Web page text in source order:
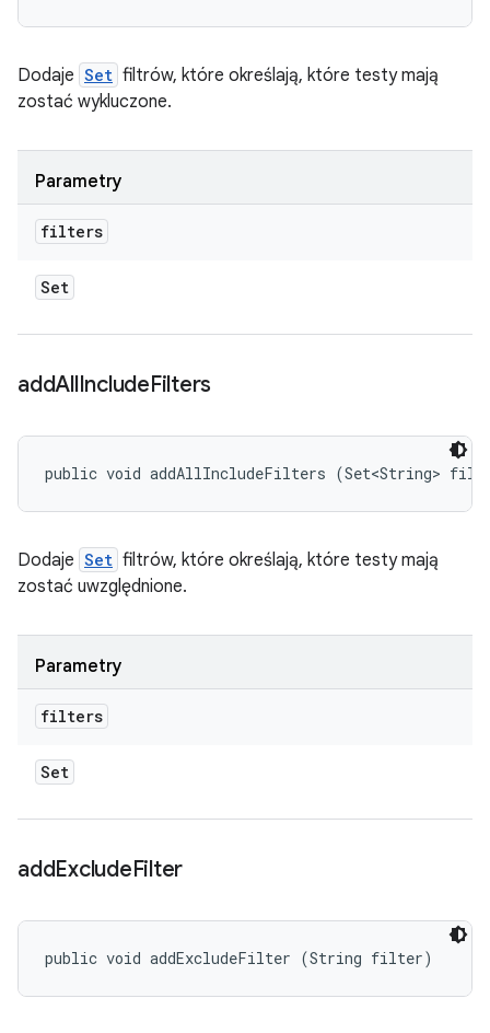
Dodaje Set filtrów, które określają, które testy mają
zostać wykluczone.
Parametry
filters
Set
addAllIncludeFilters
public void addAllIncludeFilters (Set<String>
Dodaje Set filtrów, które określają, które testy mają
zostać uwzględnione.
Parametry
filters
Set
addExcludeFilter
public void addExcludeFilter (String filter)